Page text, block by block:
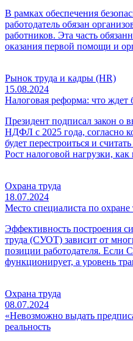
В рамках обеспечения
работодатель обязан
работников. Эта часть
оказания первой помощи и
Рынок труда и кадры (HR)
15.08.2024
Налоговая реформа: что ждет
Президент подписал закон о
НДФЛ с 2025 года, согласно
будет перестроиться и
Рост налоговой нагрузки, как
Охрана труда
18.07.2024
Место специалиста по
Эффективность построения
труда (СУОТ) зависит от
позиции работодателя. Если
функционирует, а уровень
Охрана труда
08.07.2024
«Невозможно выдать
реальность